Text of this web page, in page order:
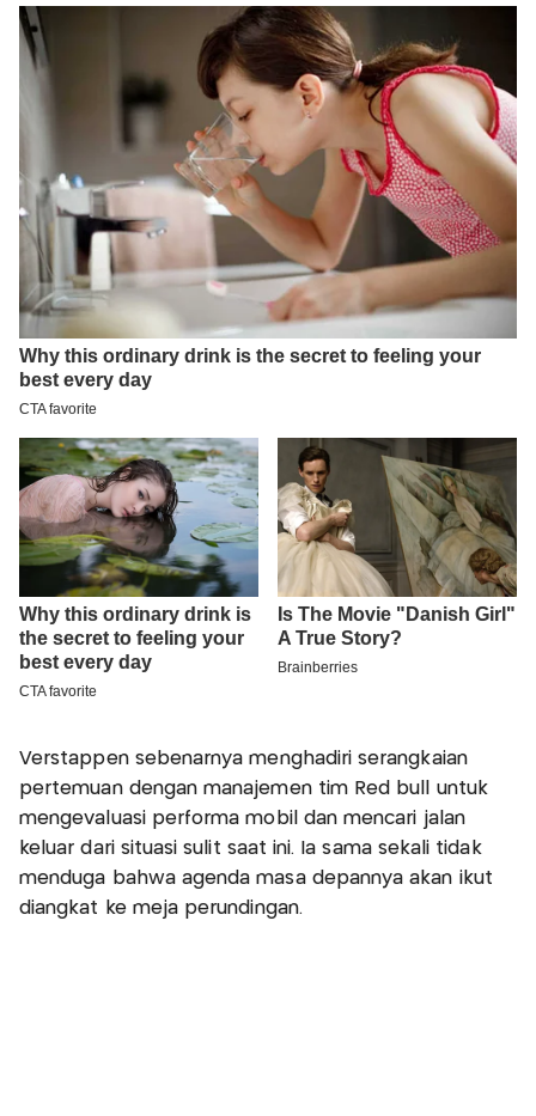
Verstappen sebenarnya menghadiri serangkaian
pertemuan dengan manajemen tim Red bull untuk
mengevaluasi performa mobil dan mencari jalan
keluar dari situasi sulit saat ini. Ia sama sekali tidak
menduga bahwa agenda masa depannya akan ikut
diangkat ke meja perundingan.